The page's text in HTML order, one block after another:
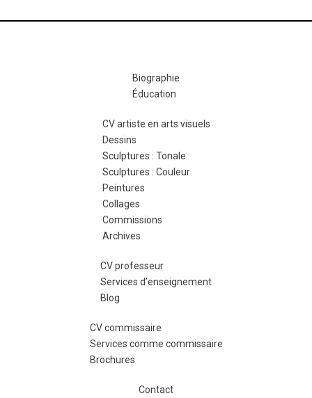
Biographie
Éducation
CV artiste en arts visuels
Dessins
Sculptures : Tonale
Sculptures : Couleur
Peintures
Collages
Commissions
Archives
CV professeur
Services d’enseignement
Blog
CV commissaire
Services comme commissaire
Brochures
Contact